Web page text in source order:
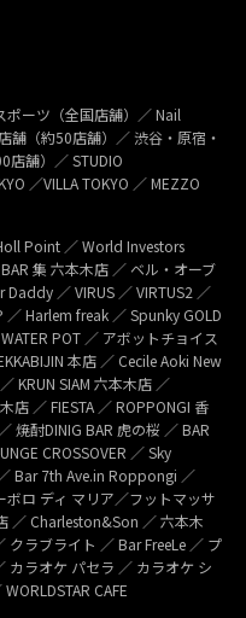
ポーツ（全国店舗）／ Nail
舗（約50店舗）／ 渋谷・原宿・
店舗）／ STUDIO
／VILLA TOKYO ／ MEZZO
Point ／ World Investors
集 六本木店 ／ ベル・オーブ
／ VIRUS ／ VIRTUS2 ／
／ Harlem freak ／ Spunky GOLD
POT ／ アボットチョイス
本店 ／ Cecile Aoki New
KRUN SIAM 六本木店 ／
／ FIESTA ／ ROPPONGI 香
焼酎DINIG BAR 虎の桜 ／ BAR
CROSSOVER ／ Sky
Bar 7th Ave.in Roppongi ／
ボロ ディ マリア／フットマッサ
／ Charleston&Son ／ 六本木
クラブライト ／ Bar FreeLe ／ プ
カラオケ パセラ ／ カラオケ シ
CAFE